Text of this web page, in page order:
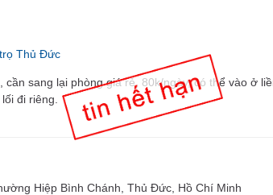
Thủ Đức
cần sang lại phòng giá rẻ, 80k/ngày, có thể vào ở
đi riêng.
Hiệp Bình Chánh, Thủ Đức, Hồ Chí Minh